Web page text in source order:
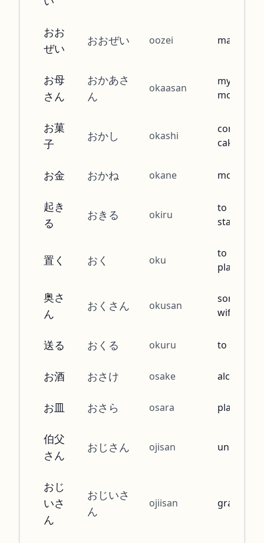
おお
ぜい
おおぜい oozei many
お母
さん
おかあさ
ん
okaasan
my own
mother
お菓
子
おかし okashi
cake
お金 おかね okane money
起き
る
おきる okiru
to get up,
stand up
置く おく oku
to put, to
place
奥さ
ん
おくさん okusan
wife
送る おくる okuru to send
お酒 おさけ osake alcohol,
お皿 おさら osara plate
伯父
さん
おじさん ojisan uncle
おじ
いさ
ん
おじいさ
ん
ojiisan grand